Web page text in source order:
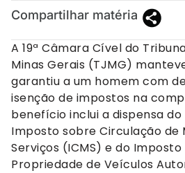
Compartilhar matéria
A 19ª Câmara Cível do
Minas Gerais (TJMG)
garantiu a um homem com
isenção de impostos na
benefício inclui a dispensa
Imposto sobre Circulação de
Serviços (ICMS) e do
Propriedade de Veículos